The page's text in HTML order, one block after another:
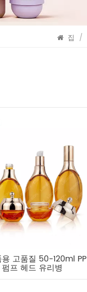
집 /
용 고품질 50-120ml PP
펌프 헤드 유리병